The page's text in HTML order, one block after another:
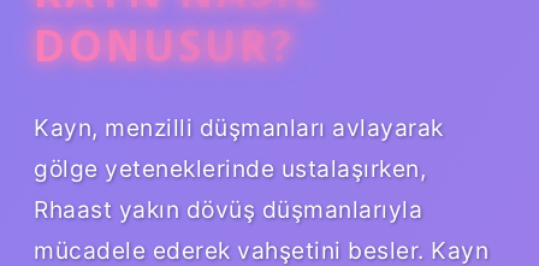
DONUSUR?
Kayn, menzilli düşmanları avlayarak
gölge yeteneklerinde ustalaşırken,
Rhaast yakın dövüş düşmanlarıyla
mücadele ederek vahşetini besler. Kayn